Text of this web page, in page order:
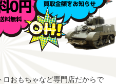
ロおもちゃなど専門店だからで